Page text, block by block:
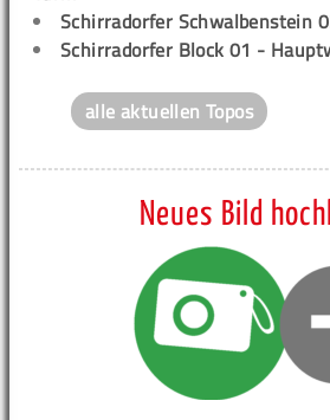
Schirradorfer Schwalbenstein
Schirradorfer Block 01 -
alle aktuellen Topos
Neues Bild